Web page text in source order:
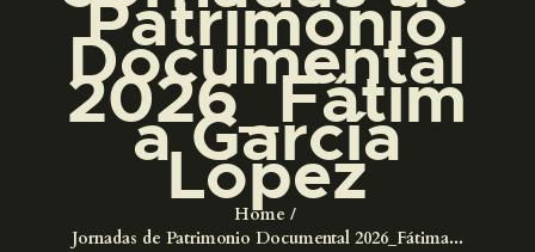
Patrimonio
Documental
2026_Fátim
a García
López
Home
Jornadas de Patrimonio Documental 2026_Fátima...
ACTIVIDADES